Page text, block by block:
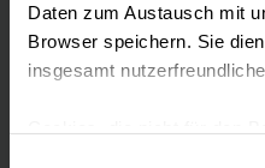
Daten zum Austausch mit
Browser speichern. Sie
insgesamt